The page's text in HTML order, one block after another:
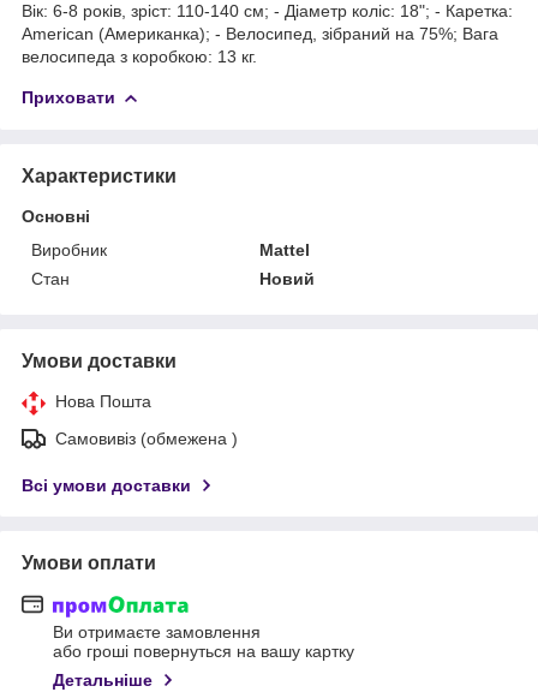
Вік: 6-8 років, зріст: 110-140 см; - Діаметр коліс: 18"; - Каретка:
American (Американка); - Велосипед, зібраний на 75%; Вага
велосипеда з коробкою: 13 кг.
Приховати
Характеристики
Основні
Виробник
Mattel
Стан
Новий
Умови доставки
Нова Пошта
Самовивіз (обмежена )
Всі умови доставки
Умови оплати
Ви отримаєте замовлення
або гроші повернуться на вашу картку
Детальніше